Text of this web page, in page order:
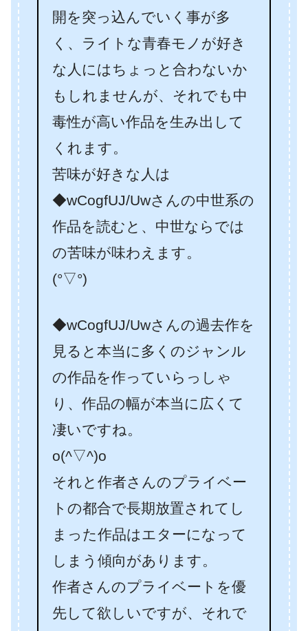
開を突っ込んでいく事が多
く、ライトな青春モノが好き
な人にはちょっと合わないか
もしれませんが、それでも中
毒性が高い作品を生み出して
くれます。
苦味が好きな人は
◆wCogfUJ/Uwさんの中世系の
作品を読むと、中世ならでは
の苦味が味わえます。
(°▽°)
◆wCogfUJ/Uwさんの過去作を
見ると本当に多くのジャンル
の作品を作っていらっしゃ
り、作品の幅が本当に広くて
凄いですね。
o(^▽^)o
それと作者さんのプライベー
トの都合で長期放置されてし
まった作品はエターになって
しまう傾向があります。
作者さんのプライベートを優
先して欲しいですが、それで